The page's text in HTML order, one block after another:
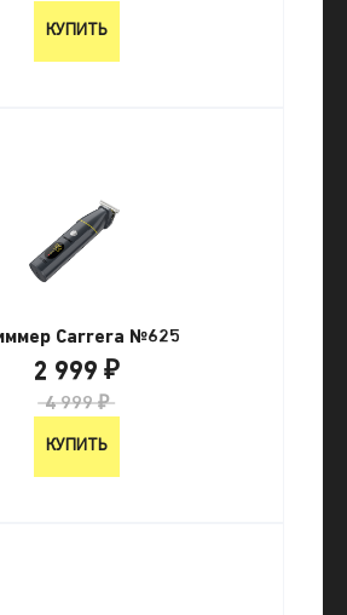
КУПИТЬ
Carrera №625
2 999 ₽
4 999 ₽
КУПИТЬ